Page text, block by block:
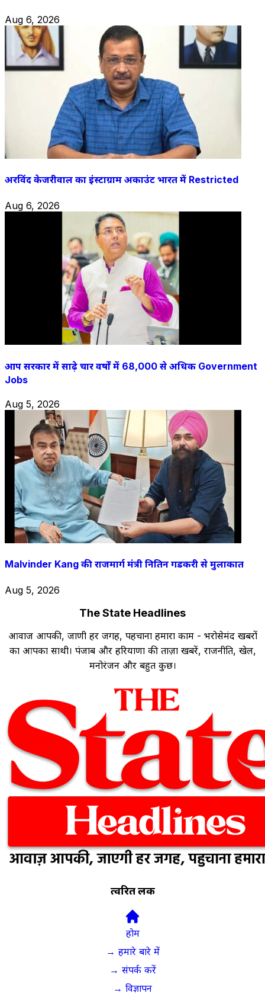
Aug 6, 2026
अरविंद केजरीवाल का इंस्टाग्राम अकाउंट भारत में Restricted
Aug 6, 2026
आप सरकार में साढ़े चार वर्षों में 68,000 से अधिक Government
Jobs
Aug 5, 2026
Malvinder Kang की राजमार्ग मंत्री नितिन गडकरी से मुलाकात
Aug 5, 2026
The State Headlines
आवाज आपकी, जाणी हर जगह, पहचाना हमारा काम - भरोसेमंद खबरों
का आपका साथी। पंजाब और हरियाणा की ताज़ा खबरें, राजनीति, खेल,
मनोरंजन और बहुत कुछ।
त्वरित लिंक
होम
→ हमारे बारे में
→ संपर्क करें
→ विज्ञापन